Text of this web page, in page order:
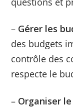
– Gérer les
des budgets
contrôle des
respecte le
– Organiser